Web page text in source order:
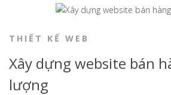
THIẾT KẾ WEB
Xây dựng website bán
lượng